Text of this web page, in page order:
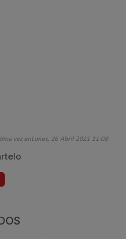
vez enLunes, 26 Abril 2021 11:08